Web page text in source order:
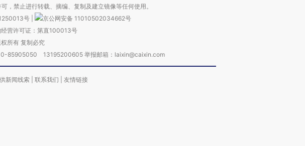
，禁止进行转载、摘编、复制及建立镜像等任何使用。
号
京公网安备 11010502034662号
营许可证：第直100013号
所有 复制必究
85905050 13195200605 举报邮箱：laixin@caixin.com
新闻线索 联系我们 友情链接